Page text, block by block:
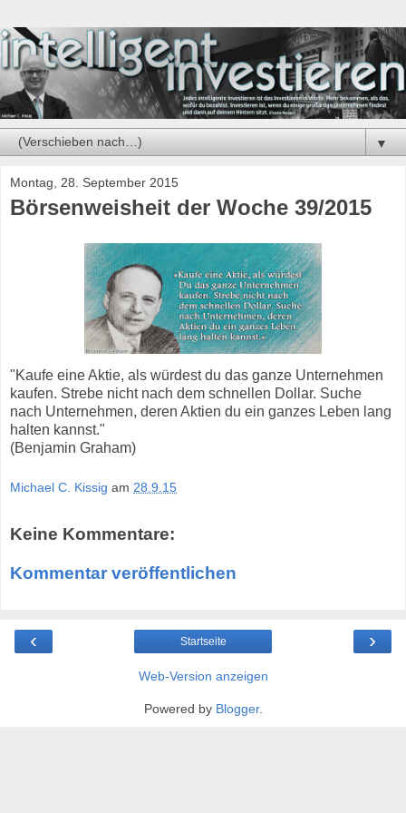
▼
Montag, 28. September 2015
Börsenweisheit der Woche 39/2015
"Kaufe eine Aktie, als würdest du das ganze Unternehmen
kaufen. Strebe nicht nach dem schnellen Dollar. Suche
nach Unternehmen, deren Aktien du ein ganzes Leben lang
halten kannst."
(Benjamin Graham)
Michael C. Kissig am 28.9.15
Keine Kommentare:
Kommentar veröffentlichen
‹ ›
Startseite
Web-Version anzeigen
Powered by Blogger.